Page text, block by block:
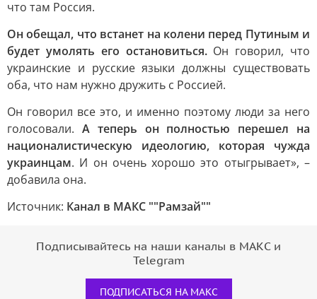
что там Россия.
Он обещал, что встанет на колени перед Путиным и
будет умолять его остановиться.Он говорил, что
украинские и русские языки должны существовать
оба, что нам нужно дружить с Россией.
Он говорил все это, и именно поэтому люди за него
голосовали. А теперь он полностью перешел на
националистическую идеологию, которая чужда
украинцам. И он очень хорошо это отыгрывает», –
добавила она.
Источник: Канал в МАКС ""Рамзай""
Подписывайтесь на наши каналы в МАКС и
Telegram
ПОДПИСАТЬСЯ НА МАКС